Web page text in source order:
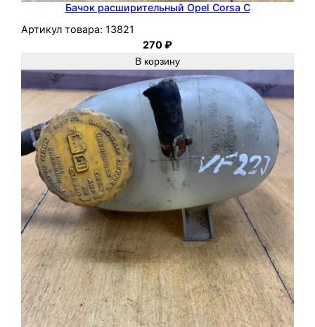
Бачок расширительный Opel Corsa C
Артикул товара: 13821
270₽
В корзину